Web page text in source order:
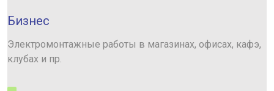
Бизнес
Электромонтажные работы в магазинах, офисах, кафэ,
клубах и пр.